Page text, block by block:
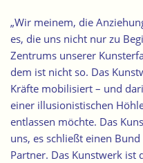
„Wir meinem, die
es, die uns nicht nur zu
Zentrums unserer
dem ist nicht so. Das
Kräfte mobilisiert – und
einer illusionistischen
entlassen möchte. Das
uns, es schließt einen
Partner. Das Kunstwerk ist